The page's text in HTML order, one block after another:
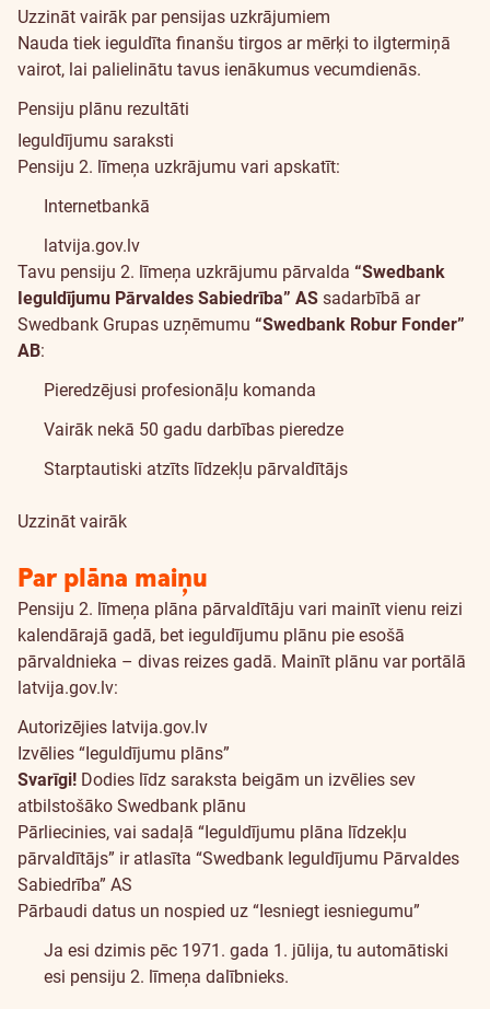
Uzzināt vairāk par pensijas uzkrājumiem
Nauda tiek ieguldīta finanšu tirgos ar mērķi to ilgtermiņā
vairot, lai palielinātu tavus ienākumus vecumdienās.
Pensiju plānu rezultāti
Ieguldījumu saraksti
Pensiju 2. līmeņa uzkrājumu vari apskatīt:
Internetbankā
latvija.gov.lv
Tavu pensiju 2. līmeņa uzkrājumu pārvalda “Swedbank
Ieguldījumu Pārvaldes Sabiedrība” AS sadarbībā ar
Swedbank Grupas uzņēmumu “Swedbank Robur Fonder”
AB:
Pieredzējusi profesionāļu komanda
Vairāk nekā 50 gadu darbības pieredze
Starptautiski atzīts līdzekļu pārvaldītājs
Uzzināt vairāk
Par plāna maiņu
Pensiju 2. līmeņa plāna pārvaldītāju vari mainīt vienu reizi
kalendārajā gadā, bet ieguldījumu plānu pie esošā
pārvaldnieka – divas reizes gadā. Mainīt plānu var portālā
latvija.gov.lv:
Autorizējies latvija.gov.lv
Izvēlies “Ieguldījumu plāns”
Svarīgi! Dodies līdz saraksta beigām un izvēlies sev
atbilstošāko Swedbank plānu
Pārliecinies, vai sadaļā “Ieguldījumu plāna līdzekļu
pārvaldītājs” ir atlasīta “Swedbank Ieguldījumu Pārvaldes
Sabiedrība” AS
Pārbaudi datus un nospied uz “Iesniegt iesniegumu”
Ja esi dzimis pēc 1971. gada 1. jūlija, tu automātiski
esi pensiju 2. līmeņa dalībnieks.